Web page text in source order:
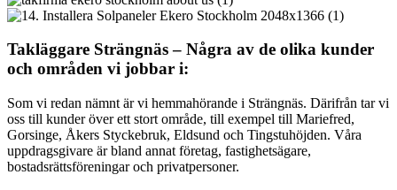
Takläggare Strängnäs – Några av de olika kunder
och områden vi jobbar i:
Som vi redan nämnt är vi hemmahörande i Strängnäs. Därifrån tar vi
oss till kunder över ett stort område, till exempel till Mariefred,
Gorsinge, Åkers Styckebruk, Eldsund och Tingstuhöjden. Våra
uppdragsgivare är bland annat företag, fastighetsägare,
bostadsrättsföreningar och privatpersoner.